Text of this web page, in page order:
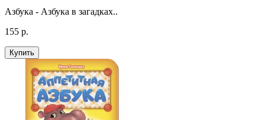
Азбука - Азбука в загадках..
155 р.
Купить